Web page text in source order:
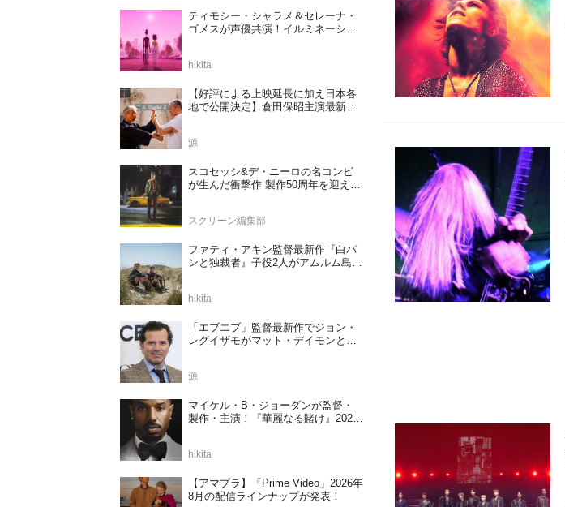
ティモシー・シャラメ＆セレーナ・
ゴメスが声優共演！イルミネーショ
定
hikita
【好評による上映延長に加え日本各
地で公開決定】倉田保昭主演最新作
源
スコセッシ&デ・ニーロの名コンビ
が生んだ衝撃作 製作50周年を迎える
スクリーン編集部
ファティ・アキン監督最新作『白パ
ンと独裁者』子役2人がアムルム島の
hikita
「エブエブ」監督最新作でジョン・
レグイザモがマット・デイモンと再
源
マイケル・B・ジョーダンが監督・
製作・主演！『華麗なる賭け』2027
hikita
【アマプラ】「Prime Video」2026年
8月の配信ラインナップが発表！